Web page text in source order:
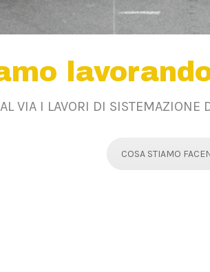
VIA I LAVORI DI SISTEMAZIONE
COSA STIAMO